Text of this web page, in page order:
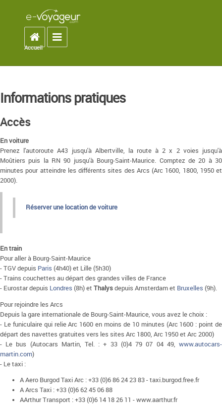
Accueil
Toggle navigation
Accueil
Informations pratiques
Accès
En voiture
Prenez l'autoroute A43 jusqu'à Albertville, la route à 2 x 2 voies jusqu'à
Moûtiers puis la RN 90 jusqu'à Bourg-Saint-Maurice. Comptez de 20 à 30
minutes pour atteindre les différents sites des Arcs (Arc 1600, 1800, 1950 et
2000).
Réserver une location de voiture
En train
Pour aller à Bourg-Saint-Maurice
- TGV depuis Paris (4h40) et Lille (5h30)
- Trains couchettes au départ des grandes villes de France
- Eurostar depuis Londres (8h) et Thalysdepuis Amsterdam et Bruxelles (9h).
Pour rejoindre les Arcs
Depuis la gare internationale de Bourg-Saint-Maurice, vous avez le choix :
- Le funiculaire qui relie Arc 1600 en moins de 10 minutes (Arc 1600 : point de
départ des navettes gratuites vers les sites Arc 1800, Arc 1950 et Arc 2000)
- Le bus (Autocars Martin, Tel. : + 33 (0)4 79 07 04 49, www.autocars-
martin.com)
- Le taxi :
A Aero Burgod Taxi Arc : +33 (0)6 86 24 23 83 - taxi.burgod.free.fr
A Arcs Taxi : +33 (0)6 62 45 06 88
AArthur Transport : +33 (0)6 14 18 26 11 - www.aarthur.fr